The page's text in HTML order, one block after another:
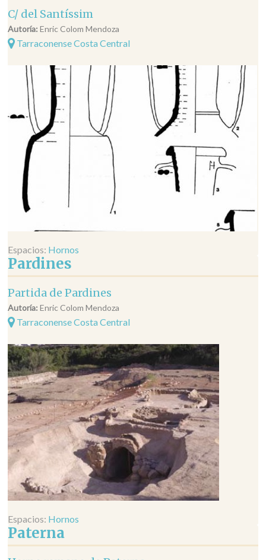
C/ del Santíssim
Autoría:Enric Colom Mendoza
Tarraconense Costa Central
Espacios: Hornos
Pardines
Partida de Pardines
Autoría:Enric Colom Mendoza
Tarraconense Costa Central
Espacios: Hornos
Paterna